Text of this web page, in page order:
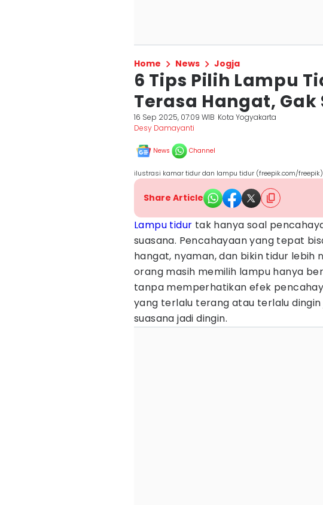
Home News Jogja
6 Tips Pilih Lampu
Terasa Hangat, Gak
16 Sep 2025, 07:09 WIB Kota Yogyakarta
Desy Damayanti
News Channel
ilustrasi kamar tidur dan lampu tidur (freepik.com/freepik)
Share Article
Lampu tidur tak hanya soal
suasana. Pencahayaan yang tepat
hangat, nyaman, dan bikin tidur lebih
orang masih memilih lampu hanya
tanpa memperhatikan efek
yang terlalu terang atau terlalu
suasana jadi dingin.